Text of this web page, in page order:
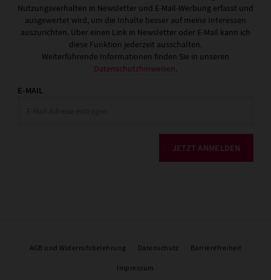
Nutzungsverhalten in Newsletter und E-Mail-Werbung erfasst und
ausgewertet wird, um die Inhalte besser auf meine Interessen
auszurichten. Über einen Link in Newsletter oder E-Mail kann ich
diese Funktion jederzeit ausschalten.
Weiterführende Informationen finden Sie in unseren
Datenschutzhinweisen.
E-MAIL
JETZT ANMELDEN
AGB und Widerrufsbelehrung Datenschutz Barrierefreiheit
Impressum